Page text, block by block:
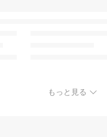
もっと見る